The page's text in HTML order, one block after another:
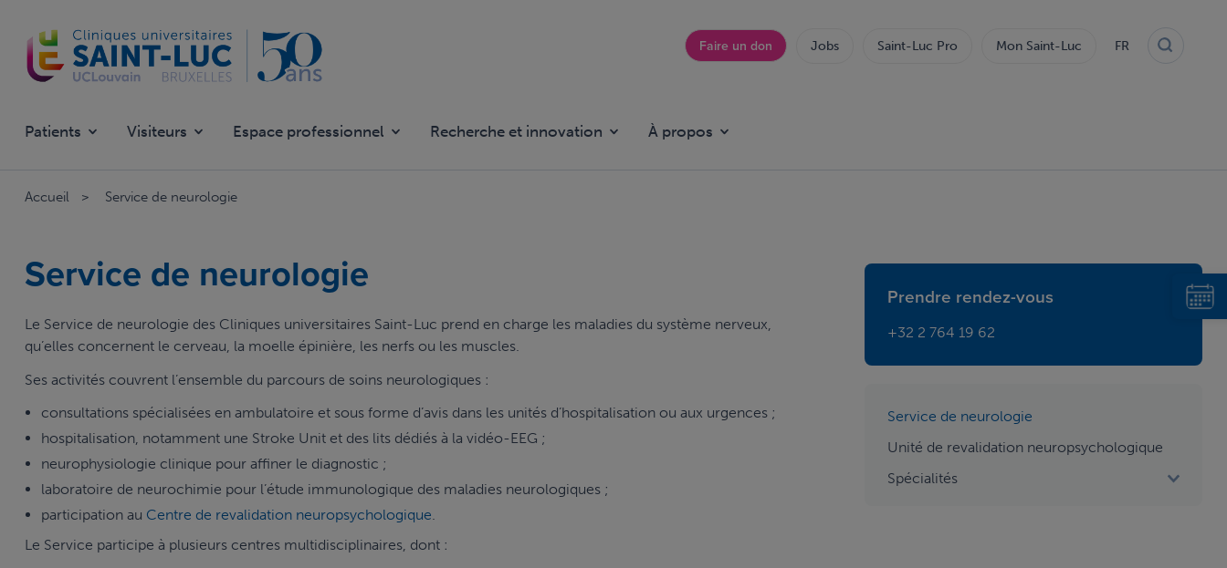
contenu
principal
TopFaire un don Jobs Saint-Luc Pro Mon Saint-Luc FR
Patients Visiteurs Espace professionnel Recherche et innovation À propos
Accueil Service de neurologie
Service de neurologie
Le Service de neurologie des Cliniques universitaires Saint-Luc prend en charge les maladies du système nerveux,
qu’elles concernent le cerveau, la moelle épinière, les nerfs ou les muscles.
Ses activités couvrent l’ensemble du parcours de soins neurologiques :
consultations spécialisées en ambulatoire et sous forme d’avis dans les unités d’hospitalisation ou aux urgences ;
hospitalisation, notamment une Stroke Unit et des lits dédiés à la vidéo-EEG ;
neurophysiologie clinique pour affiner le diagnostic ;
laboratoire de neurochimie pour l’étude immunologique des maladies neurologiques ;
participation au Centre de revalidation neuropsychologique.
Le Service participe à plusieurs centres multidisciplinaires, dont :
Prendre rendez-vous
+32 2 764 19 62
aside
menu
Service de neurologie
Unité de revalidation neuropsychologique
Spécialités